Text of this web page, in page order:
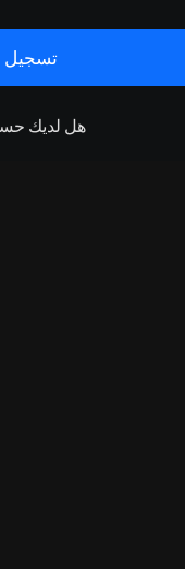
تسجيل
هل لديك